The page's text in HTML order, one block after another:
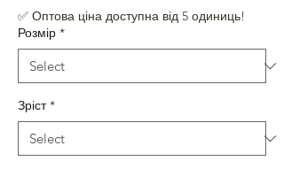
✅ Оптова ціна доступна від 5 одиниць!
Розмір *
Зріст *